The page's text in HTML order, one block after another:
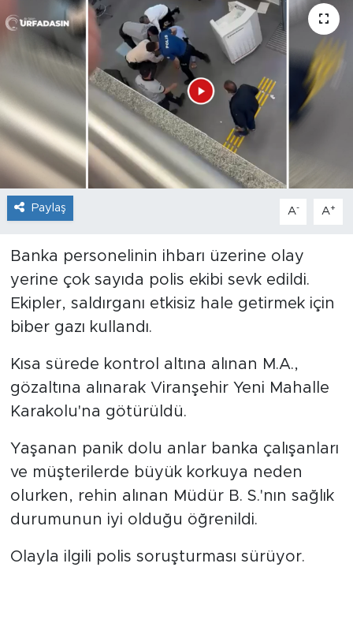
Paylaş A- A+
Banka personelinin ihbarı üzerine olay
yerine çok sayıda polis ekibi sevk edildi.
Ekipler, saldırganı etkisiz hale getirmek için
biber gazı kullandı.
Kısa sürede kontrol altına alınan M.A.,
gözaltına alınarak Viranşehir Yeni Mahalle
Karakolu'na götürüldü.
Yaşanan panik dolu anlar banka çalışanları
ve müşterilerde büyük korkuya neden
olurken, rehin alınan Müdür B. S.'nın sağlık
durumunun iyi olduğu öğrenildi.
Olayla ilgili polis soruşturması sürüyor.